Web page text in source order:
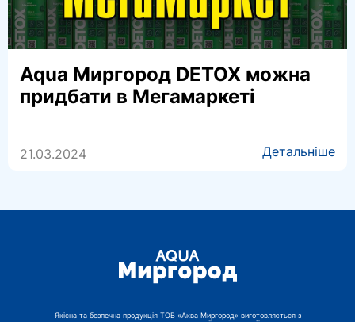
Aqua Миргород DETOX можна
придбати в Мегамаркеті
21.03.2024 Детальніше
Якісна та безпечна продукція ТОВ «Аква Миргород» виготовляється з